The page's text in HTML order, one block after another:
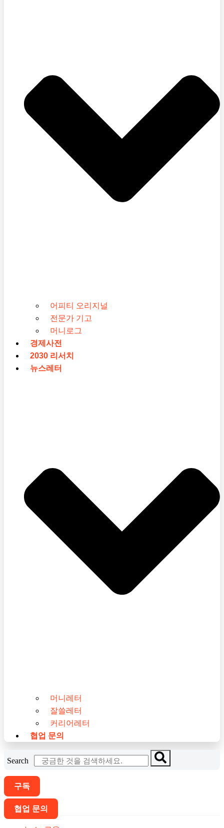
어피티 오리지널
전문가 기고
머니로그
경제사전
2030 리서치
뉴스레터
머니레터
잘쓸레터
커리어레터
협업 문의
Search
구독
협업 문의